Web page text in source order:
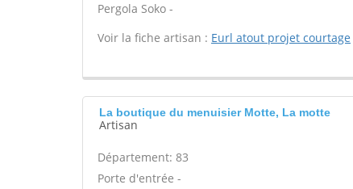
Pergola Soko -
Voir la fiche artisan : Eurl atout projet courtage
La boutique du menuisier Motte, La motte
Artisan
Département: 83
Porte d'entrée -